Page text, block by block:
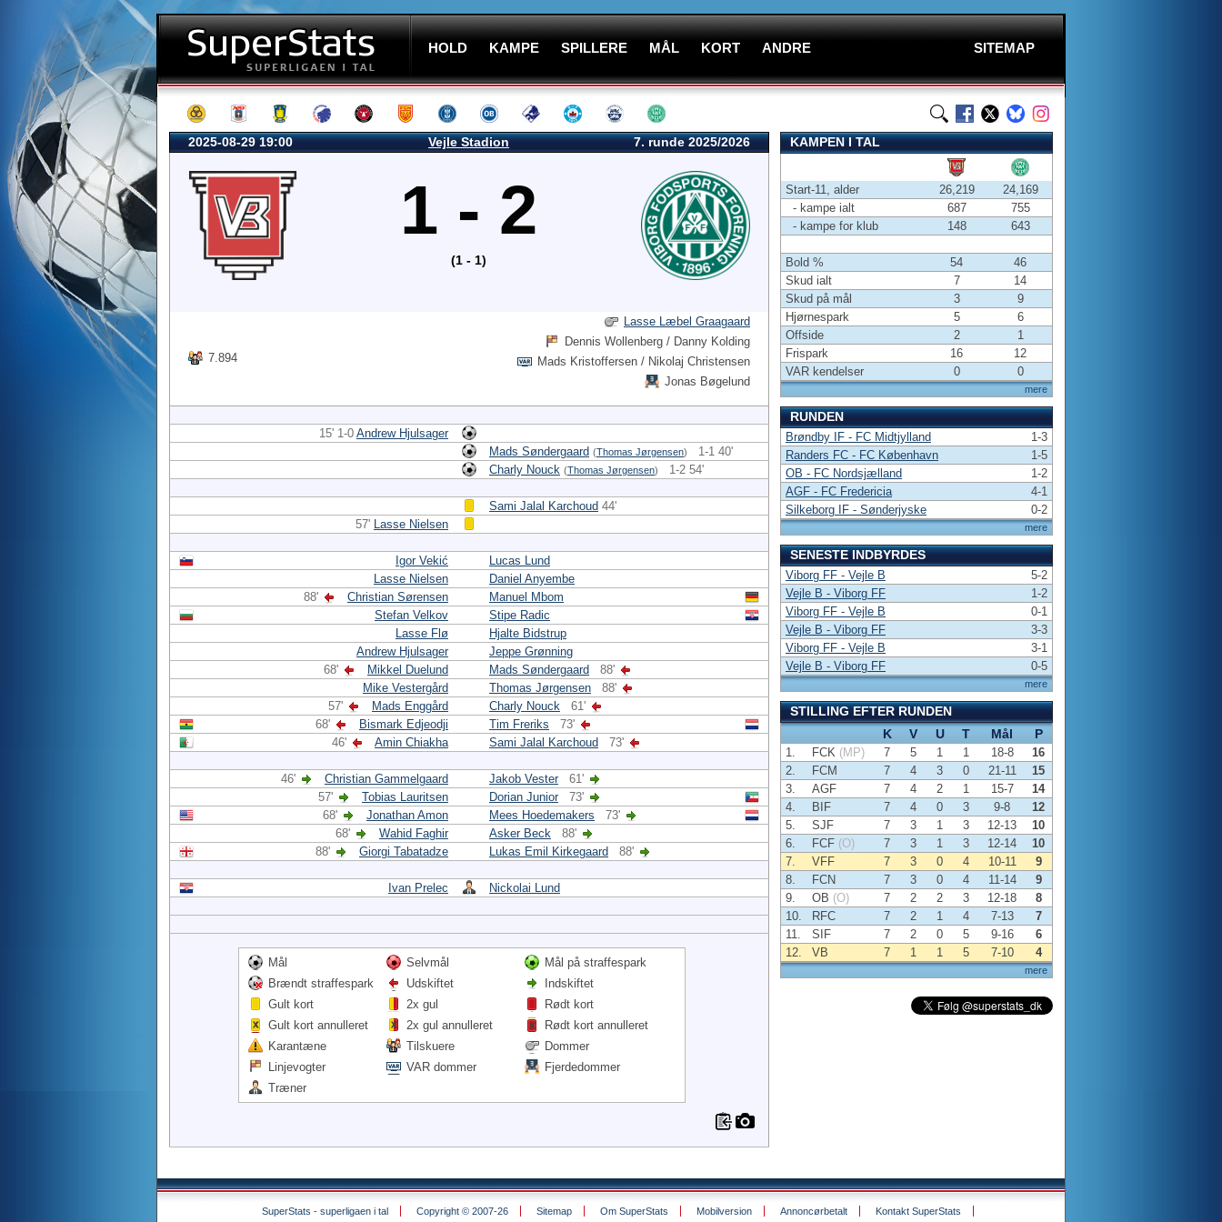
HOLD KAMPE SPILLERE MÅL KORT ANDRE SITEMAP
2025-08-29 19:00 Vejle Stadion 7. runde 2025/2026
1 - 2
(1 - 1)
7.894
Lasse Læbel Graagaard
Dennis Wollenberg / Danny Kolding
Mads Kristoffersen / Nikolaj Christensen
Jonas Bøgelund
15' 1-0 Andrew Hjulsager
Mads Søndergaard (Thomas Jørgensen)
1-1 40'
Charly Nouck (Thomas Jørgensen) 1-2 54'
Sami Jalal Karchoud 44'
57' Lasse Nielsen
Igor Vekić
Lucas Lund
Lasse Nielsen
Daniel Anyembe
88'
Christian Sørensen
Manuel Mbom
Stefan Velkov
Stipe Radic
Lasse Flø
Hjalte Bidstrup
Andrew Hjulsager
Jeppe Grønning
68'
Mikkel Duelund Mads Søndergaard
88'
Mike Vestergård
Thomas Jørgensen
88'
57'
Mads Enggård Charly Nouck
61'
68'
Bismark Edjeodji Tim Freriks
73'
46'
Amin Chiakha Sami Jalal Karchoud 73'
46' Christian Gammelgaard Jakob Vester
61'
57'
Tobias Lauritsen Dorian Junior
73'
68'
Jonathan Amon Mees Hoedemakers
73'
68'
Wahid Faghir Asker Beck
88'
88'
Giorgi Tabatadze Lukas Emil Kirkegaard 88'
Ivan Prelec Nickolai Lund
Mål Selvmål
Mål på straffespark
Brændt straffespark
Udskiftet
Indskiftet
Gult kort
2x gul
Rødt kort
Gult kort annulleret
2x gul annulleret
Rødt kort annulleret
Karantæne
Tilskuere
Dommer
Linjevogter
VAR dommer
Fjerdedommer
Træner
KAMPEN I TAL
mere
Start-11, alder 26,219
24,169
- kampe ialt
687
755
- kampe for klub
148 643
Bold % 54
46
Skud ialt
7
14
Skud på mål
3
9
Hjørnespark
5
6
Offside
2
1
Frispark
16
12
VAR kendelser
0 0
RUNDEN
mere
Brøndby IF - FC Midtjylland
1-3
Randers FC - FC København
1-5
OB - FC Nordsjælland
1-2
AGF - FC Fredericia
4-1
Silkeborg IF - Sønderjyske
0-2
SENESTE INDBYRDES
mere
Viborg FF - Vejle B
5-2
Vejle B - Viborg FF
1-2
Viborg FF - Vejle B
0-1
Vejle B - Viborg FF
3-3
Viborg FF - Vejle B
3-1
Vejle B - Viborg FF
0-5
STILLING EFTER RUNDEN
K
V U T Mål P
mere
1. FCK (MP) 7 5 1 1 18-8
16
2.
FCM 7 4 3 0 21-11
15
3.
AGF 7 4 2 1 15-7
14
4.
BIF 7 4 0 3 9-8
12
5.
SJF 7 3 1 3 12-13
10
6.
FCF (O) 7 3 1 3 12-14
10
7.
VFF 7 3 0 4 10-11
9
8.
FCN 7 3 0 4 11-14
9
9.
OB (O) 7 2 2 3 12-18
8
10.
RFC 7 2 1 4 7-13
7
11.
SIF 7 2 0 5 9-16
6
12.
VB 7 1 1 5 7-10 4
SuperStats - superligaen i tal Copyright © 2007-26 Sitemap Om SuperStats Mobilversion Annoncørbetalt Kontakt SuperStats